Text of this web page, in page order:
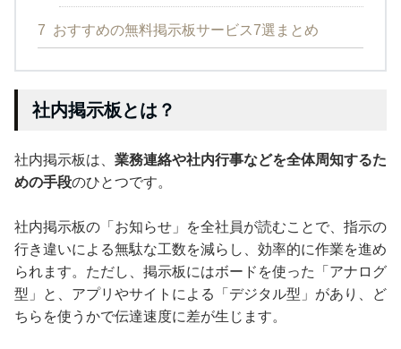
7 おすすめの無料掲示板サービス7選まとめ
社内掲示板とは？
社内掲示板は、 業務連絡や社内行事などを全体周知するた
めの手段のひとつです。
社内掲示板の「お知らせ」を全社員が読むことで、指示の
行き違いによる無駄な工数を減らし、効率的に作業を進め
られます。ただし、掲示板にはボードを使った「アナログ
型」と、アプリやサイトによる「デジタル型」があり、ど
ちらを使うかで伝達速度に差が生じます。